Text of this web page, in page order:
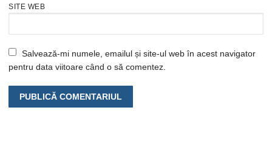
SITE WEB
Salvează-mi numele, emailul și site-ul web în acest navigator
pentru data viitoare când o să comentez.